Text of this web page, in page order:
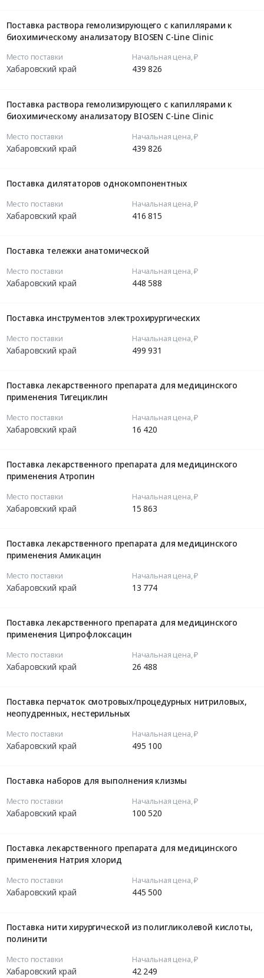
Поставка раствора гемолизирующего с капиллярами к
биохимическому анализатору BIOSEN С-Line Clinic
Место поставки
Хабаровский край
Начальная цена, ₽
439 826
Поставка раствора гемолизирующего с капиллярами к
биохимическому анализатору BIOSEN С-Line Clinic
Место поставки
Хабаровский край
Начальная цена, ₽
439 826
Поставка дилятаторов однокомпонентных
Место поставки
Хабаровский край
Начальная цена, ₽
416 815
Поставка тележки анатомической
Место поставки
Хабаровский край
Начальная цена, ₽
448 588
Поставка инструментов электрохирургических
Место поставки
Хабаровский край
Начальная цена, ₽
499 931
Поставка лекарственного препарата для медицинского
применения Тигециклин
Место поставки
Хабаровский край
Начальная цена, ₽
16 420
Поставка лекарственного препарата для медицинского
применения Атропин
Место поставки
Хабаровский край
Начальная цена, ₽
15 863
Поставка лекарственного препарата для медицинского
применения Амикацин
Место поставки
Хабаровский край
Начальная цена, ₽
13 774
Поставка лекарственного препарата для медицинского
применения Ципрофлоксацин
Место поставки
Хабаровский край
Начальная цена, ₽
26 488
Поставка перчаток смотровых/процедурных нитриловых,
неопудренных, нестерильных
Место поставки
Хабаровский край
Начальная цена, ₽
495 100
Поставка наборов для выполнения клизмы
Место поставки
Хабаровский край
Начальная цена, ₽
100 520
Поставка лекарственного препарата для медицинского
применения Натрия хлорид
Место поставки
Хабаровский край
Начальная цена, ₽
445 500
Поставка нити хирургической из полигликолевой кислоты,
полинити
Место поставки
Хабаровский край
Начальная цена, ₽
42 249